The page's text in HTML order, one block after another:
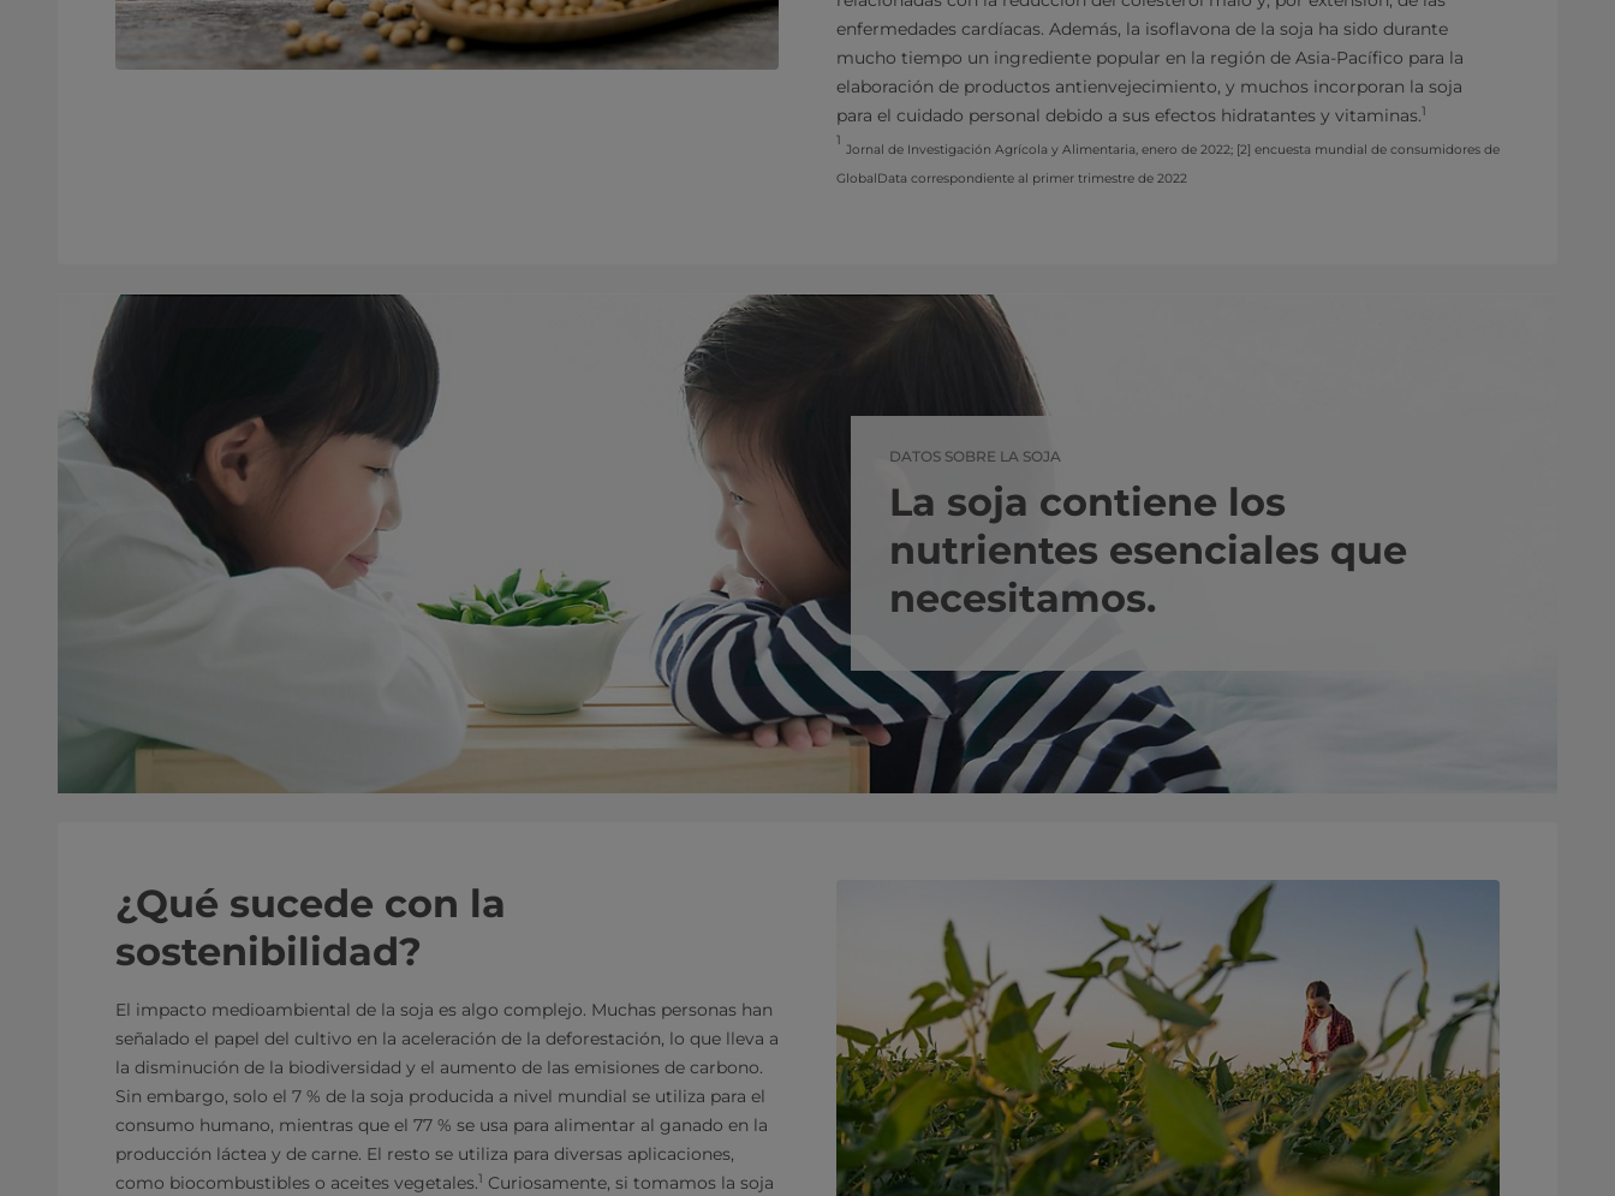
enfermedades cardíacas. Además, la isoflavona de la soja ha sido durante
mucho tiempo un ingrediente popular en la región de Asia-Pacífico para la
elaboración de productos antienvejecimiento, y muchos incorporan la soja
para el cuidado personal debido a sus efectos hidratantes y vitaminas.1
1
Jornal de Investigación Agrícola y Alimentaria, enero de 2022; [2] encuesta mundial de consumidores de
GlobalData correspondiente al primer trimestre de 2022
DATOS SOBRE LA SOJA
La soja contiene los
nutrientes esenciales que
necesitamos.
¿Qué sucede con la
sostenibilidad?
El impacto medioambiental de la soja es algo complejo. Muchas personas han
señalado el papel del cultivo en la aceleración de la deforestación, lo que lleva a
la disminución de la biodiversidad y el aumento de las emisiones de carbono.
Sin embargo, solo el 7 % de la soja producida a nivel mundial se utiliza para el
consumo humano, mientras que el 77 % se usa para alimentar al ganado en la
producción láctea y de carne. El resto se utiliza para diversas aplicaciones,
como biocombustibles o aceites vegetales.1 Curiosamente, si tomamos la soja